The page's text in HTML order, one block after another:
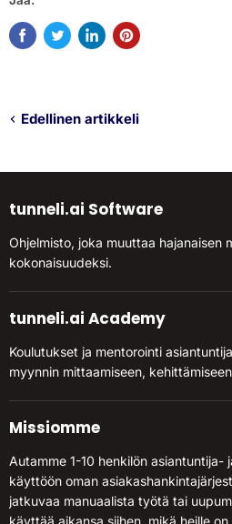
Edellinen artikkeli
tunneli.ai Software
Ohjelmisto, joka muuttaa hajanaisen
kokonaisuudeksi.
tunneli.ai Academy
Koulutukset ja mentorointi
myynnin mittaamiseen,
Missiomme
Autamme 1-10 henkilön
käyttöön oman
jatkuvaa manuaalista työtä tai
käyttää aikansa siihen, mikä heille